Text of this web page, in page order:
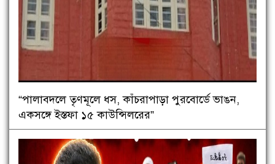
“পালাবদলে তৃণমূলে ধস, কাঁচরাপাড়া পুরবোর্ডে ভাঙন,
একসঙ্গে ইস্তফা ১৫ কাউন্সিলরের”